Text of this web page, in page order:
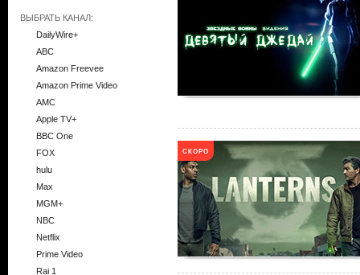
ВЫБРАТЬ КАНАЛ:
DailyWire+
ABC
Amazon Freevee
Amazon Prime Video
AMC
Apple TV+
BBC One
FOX
hulu
Max
MGM+
NBC
Netflix
Prime Video
Rai 1
СКОРО